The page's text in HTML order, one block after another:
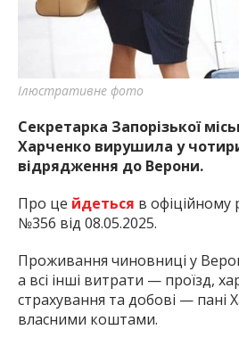
найважливішу
міста
Ілюстративне фото
Секретарка Запорізької
Харченко вирушила у
відрядження до Верони.
Про це йдеться в
№356 від 08.05.2025.
Проживання чиновниці у
а всі інші витрати — проїзд,
страхування та добові — пані
власними коштами.